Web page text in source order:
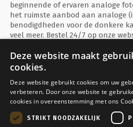
beginnende of ervaren analoge
het ruimste aanbod aan analoge
benodigdheden voor de donkere
veel meer. Bestel 24/7 op onze
Veilig betalen met
Deze website maakt
cookies.
Deze website gebruikt cookies om uw
verbeteren. Door onze website te
cookies in overeenstemming met ons
STRIKT NOODZAKELIJK